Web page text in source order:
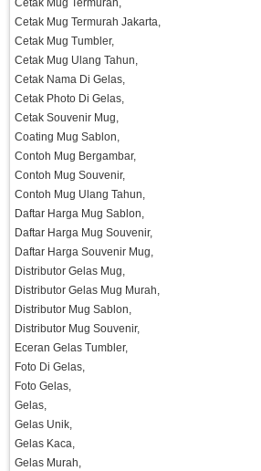
Cetak Mug Termurah,
Cetak Mug Termurah Jakarta,
Cetak Mug Tumbler,
Cetak Mug Ulang Tahun,
Cetak Nama Di Gelas,
Cetak Photo Di Gelas,
Cetak Souvenir Mug,
Coating Mug Sablon,
Contoh Mug Bergambar,
Contoh Mug Souvenir,
Contoh Mug Ulang Tahun,
Daftar Harga Mug Sablon,
Daftar Harga Mug Souvenir,
Daftar Harga Souvenir Mug,
Distributor Gelas Mug,
Distributor Gelas Mug Murah,
Distributor Mug Sablon,
Distributor Mug Souvenir,
Eceran Gelas Tumbler,
Foto Di Gelas,
Foto Gelas,
Gelas,
Gelas Unik,
Gelas Kaca,
Gelas Murah,